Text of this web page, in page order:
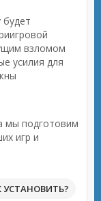
будет
взломом
усилия для
мы подготовим
игр и
УСТАНОВИТЬ?